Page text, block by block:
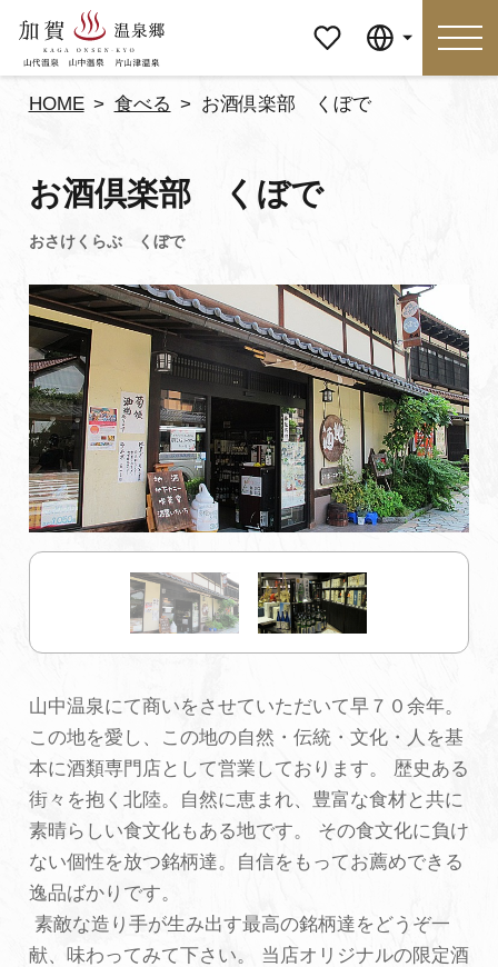
ージ
特集
見どころ 食べる
おみやげ イベント
泊まる アクセス
マイページ
初めての加賀温泉郷
加賀に泊まって！北陸巡り♪
ご当地グルメ
加賀 旅先納税
FAQ
お知らせ
パンフレットダウンロード
HOME 食べる お酒倶楽部 くぼで
お酒倶楽部 くぼで
山中温泉にて商いをさせていただいて早７０余年。
この地を愛し、この地の自然・伝統・文化・人を基
本に酒類専門店として営業しております。 歴史ある
街々を抱く北陸。自然に恵まれ、豊富な食材と共に
素晴らしい食文化もある地です。 その食文化に負け
ない個性を放つ銘柄達。自信をもってお薦めできる
逸品ばかりです。
素敵な造り手が生み出す最高の銘柄達をどうぞ一
献、味わってみて下さい。 当店オリジナルの限定酒